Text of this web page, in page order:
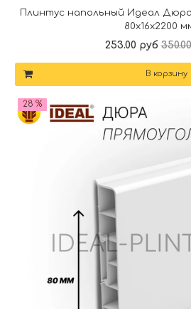
Плинтус напольный Идеал
80x16x2200
253.00 руб
В корзину
28 %